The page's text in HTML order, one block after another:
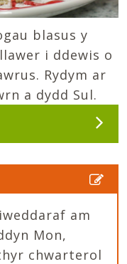
blasus y
i ddewis o
Rydym ar
a dydd Sul.
am
Mon,
chwarterol